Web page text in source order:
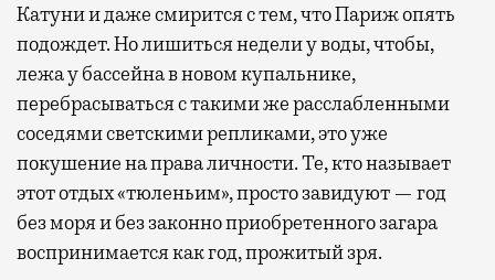
Катуни и даже смирится с тем, что Париж опять
подождет. Но лишиться недели у воды, чтобы,
лежа у бассейна в новом купальнике,
перебрасываться с такими же расслабленными
соседями светскими репликами, это уже
покушение на права личности. Те, кто называет
этот отдых «тюленьим», просто завидуют — год
без моря и без законно приобретенного загара
воспринимается как год, прожитый зря.